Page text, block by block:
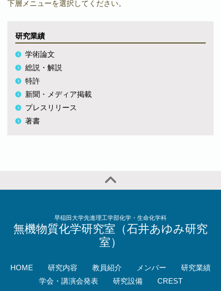
下層メニューを選択してください。
研究業績
学術論文
総説・解説
特許
新聞・メディア掲載
プレスリリース
著書
早稲田大学先進理工学部化学・生命化学科
無機物質化学研究室（石井あゆみ研究
室）
HOME 研究内容 教員紹介 メンバー
研究業績
学会・講演会発表
研究設備 CREST